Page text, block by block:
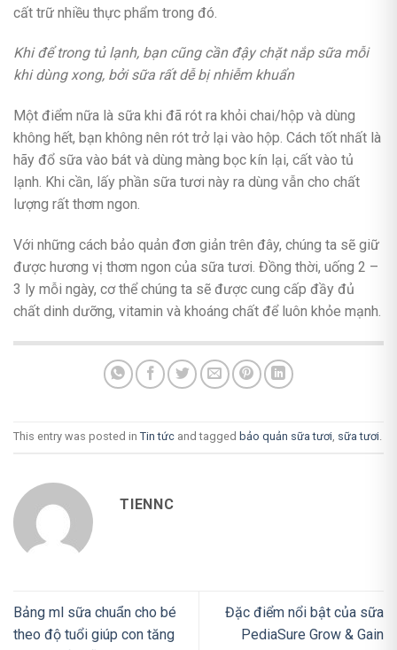
cất trữ nhiều thực phẩm trong đó.
Khi để trong tủ lạnh, bạn cũng cần đậy chặt nắp sữa mỗi
khi dùng xong, bởi sữa rất dễ bị nhiễm khuẩn
Một điểm nữa là sữa khi đã rót ra khỏi chai/hộp và dùng
không hết, bạn không nên rót trở lại vào hộp. Cách tốt nhất là
hãy đổ sữa vào bát và dùng màng bọc kín lại, cất vào tủ
lạnh. Khi cần, lấy phần sữa tươi này ra dùng vẫn cho chất
lượng rất thơm ngon.
Với những cách bảo quản đơn giản trên đây, chúng ta sẽ giữ
được hương vị thơm ngon của sữa tươi. Đồng thời, uống 2 –
3 ly mỗi ngày, cơ thể chúng ta sẽ được cung cấp đầy đủ
chất dinh dưỡng, vitamin và khoáng chất để luôn khỏe mạnh.
This entry was posted in Tin tức and tagged bảo quản sữa tươi, sữa tươi.
TIENNC
Bảng ml sữa chuẩn cho bé
theo độ tuổi giúp con tăng
Đặc điểm nổi bật của sữa
PediaSure Grow & Gain